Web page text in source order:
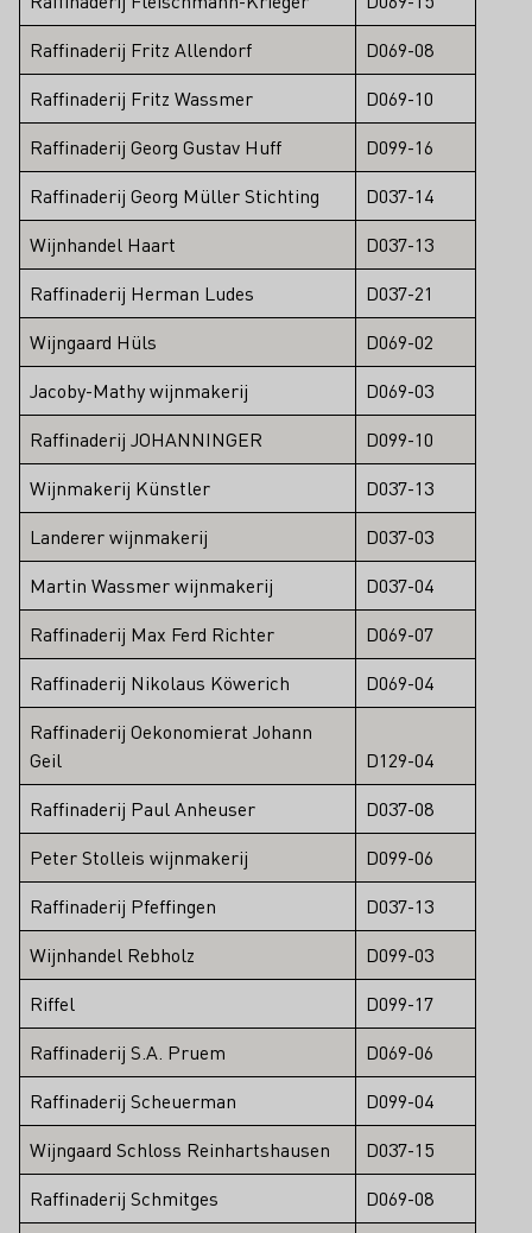
Raffinaderij Fritz Allendorf
D069-08
Raffinaderij Fritz Wassmer
D069-10
Raffinaderij Georg Gustav Huff
D099-16
Raffinaderij Georg Müller Stichting
D037-14
Wijnhandel Haart
D037-13
Raffinaderij Herman Ludes
D037-21
Wijngaard Hüls
D069-02
Jacoby-Mathy wijnmakerij
D069-03
Raffinaderij JOHANNINGER
D099-10
Wijnmakerij Künstler
D037-13
Landerer wijnmakerij
D037-03
Martin Wassmer wijnmakerij
D037-04
Raffinaderij Max Ferd Richter
D069-07
Raffinaderij Nikolaus Köwerich
D069-04
Raffinaderij Oekonomierat Johann
Geil
D129-04
Raffinaderij Paul Anheuser
D037-08
Peter Stolleis wijnmakerij
D099-06
Raffinaderij Pfeffingen
D037-13
Wijnhandel Rebholz
D099-03
Riffel
D099-17
Raffinaderij S.A. Pruem
D069-06
Raffinaderij Scheuerman
D099-04
Wijngaard Schloss Reinhartshausen
D037-15
Raffinaderij Schmitges
D069-08